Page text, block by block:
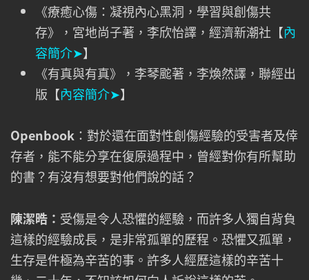
《療癒心傷：凝視內心黑洞，學習與創傷共
存》，宮地尚子著，李欣怡譯，經濟新潮社【內
容簡介➤】
《有真與有真》，李琴䬁著，李煥然譯，聯經出
版【內容簡介➤】
Openbook ：對於還在面對性創傷經驗的受害者及倖
存者，能不能分享在復原過程中，曾經對你有所幫助
的書？有沒有想要對他們說的話？
陳潔晧： 受傷是令人恐懼的經驗，而許多人獨自背負
這樣的經驗成長，是非常孤單的歷程。恐懼又孤單，
生存是件極為辛苦的事。許多人經歷這樣的辛苦十